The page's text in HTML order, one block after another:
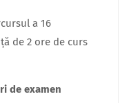
a 16
de 2 ore de curs
de examen